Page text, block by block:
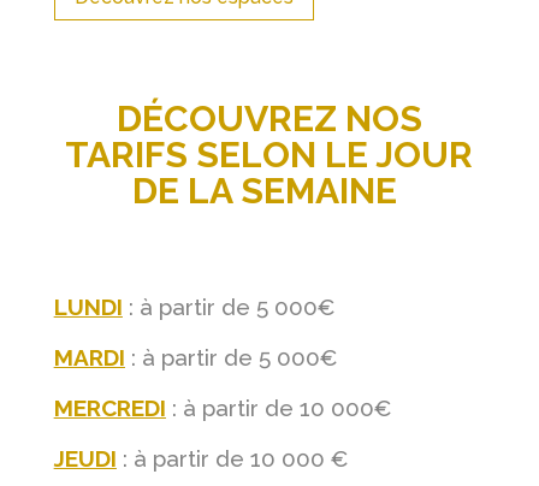
DÉCOUVREZ NOS
TARIFS SELON LE JOUR
DE LA SEMAINE
LUNDI : à partir de 5 000€
MARDI : à partir de 5 000€
MERCREDI : à partir de 10 000€
JEUDI : à partir de 10 000 €